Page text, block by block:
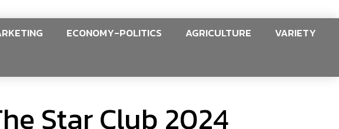
ECONOMY-POLITICS AGRICULTURE
VARIETY
Star Club 2024